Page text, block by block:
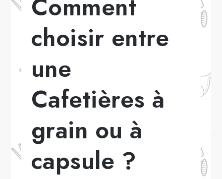
Comment
choisir entre
une
Cafetières à
grain ou à
capsule ?